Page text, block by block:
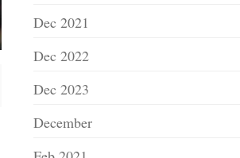
Dec 2021
Dec 2022
Dec 2023
December